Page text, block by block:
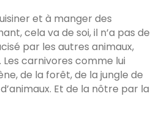
et à manger des
cela va de soi, il n’a pas de
par les autres animaux,
carnivores comme lui
de la forêt, de la jungle de
Et de la nôtre par la